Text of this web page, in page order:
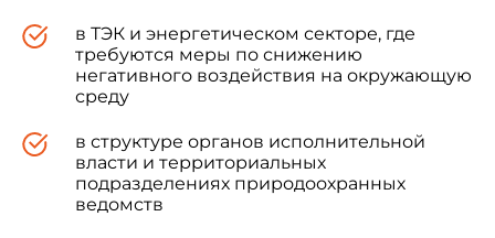
в ТЭК и энергетическом секторе, где
требуются меры по снижению
негативного воздействия на окружающую
среду
в структуре органов исполнительной
власти и территориальных
подразделениях природоохранных
ведомств